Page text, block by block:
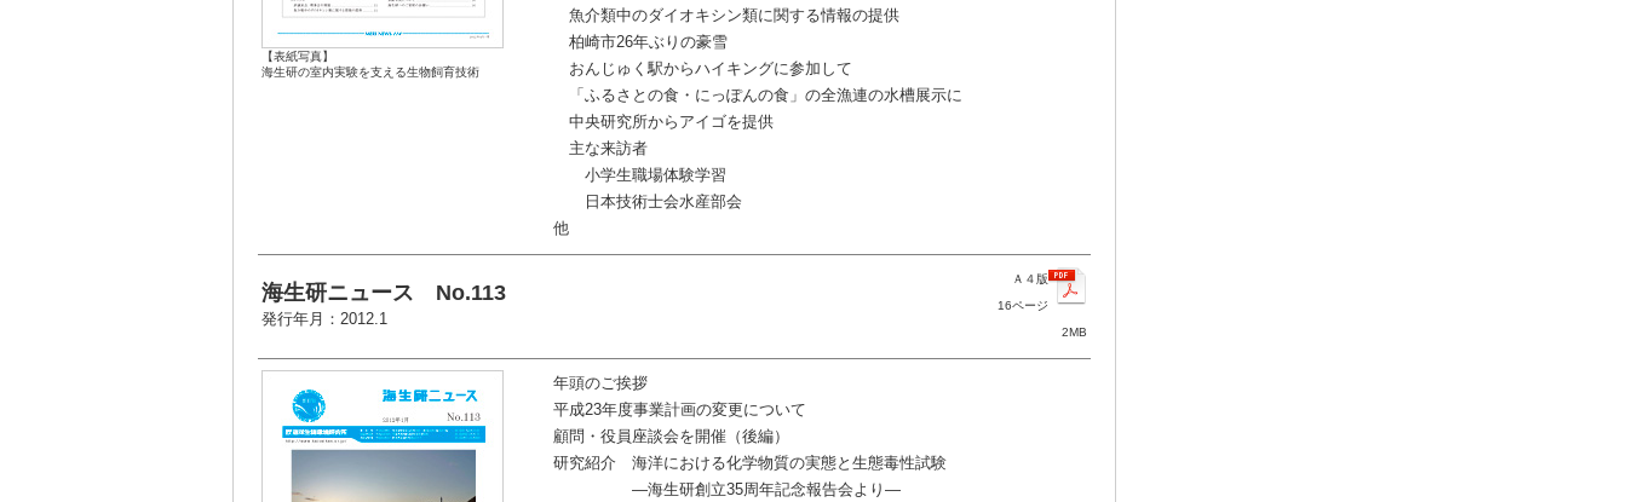
【表紙写真】
海生研の室内実験を支える生物飼育技術
魚介類中のダイオキシン類に関する情報の提供
柏崎市26年ぶりの豪雪
おんじゅく駅からハイキングに参加して
「ふるさとの食・にっぽんの食」の全漁連の水槽展示に
中央研究所からアイゴを提供
主な来訪者
小学生職場体験学習
日本技術士会水産部会
他
海生研ニュース No.113
発行年月：2012.1
Ａ４版
16ページ
2MB
年頭のご挨拶
平成23年度事業計画の変更について
顧問・役員座談会を開催（後編）
研究紹介 海洋における化学物質の実態と生態毒性試験
―海生研創立35周年記念報告会より―